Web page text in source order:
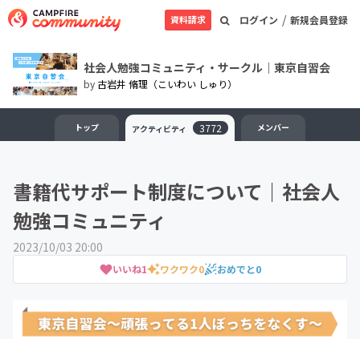
ログイン / 新規会員登録
資料請求
社会人勉強コミュニティ・サークル｜東京自習会
by 古岩井 脩理（こいわい しゅり）
トップ アクティビティ 3772 メンバー
書籍代サポート制度について｜社会人
勉強コミュニティ
2023/10/03 20:00
いいね1 ワクワク0 おめでと0